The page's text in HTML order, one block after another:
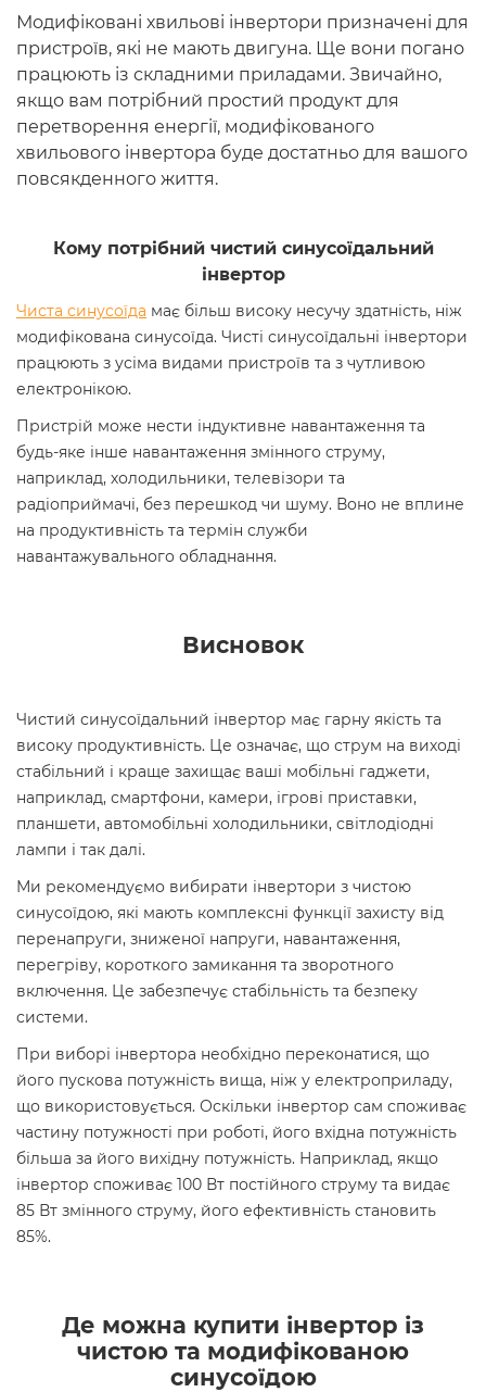
Модифіковані хвильові інвертори призначені для
пристроїв, які не мають двигуна. Ще вони погано
працюють із складними приладами. Звичайно,
якщо вам потрібний простий продукт для
перетворення енергії, модифікованого
хвильового інвертора буде достатньо для вашого
повсякденного життя.
Кому потрібний чистий синусоїдальний
інвертор
Чиста синусоїда має більш високу несучу здатність, ніж
модифікована синусоїда. Чисті синусоїдальні інвертори
працюють з усіма видами пристроїв та з чутливою
електронікою.
Пристрій може нести індуктивне навантаження та
будь-яке інше навантаження змінного струму,
наприклад, холодильники, телевізори та
радіоприймачі, без перешкод чи шуму. Воно не вплине
на продуктивність та термін служби
навантажувального обладнання.
Висновок
Чистий синусоїдальний інвертор має гарну якість та
високу продуктивність. Це означає, що струм на виході
стабільний і краще захищає ваші мобільні гаджети,
наприклад, смартфони, камери, ігрові приставки,
планшети, автомобільні холодильники, світлодіодні
лампи і так далі.
Ми рекомендуємо вибирати інвертори з чистою
синусоїдою, які мають комплексні функції захисту від
перенапруги, зниженої напруги, навантаження,
перегріву, короткого замикання та зворотного
включення. Це забезпечує стабільність та безпеку
системи.
При виборі інвертора необхідно переконатися, що
його пускова потужність вища, ніж у електроприладу,
що використовується. Оскільки інвертор сам споживає
частину потужності при роботі, його вхідна потужність
більша за його вихідну потужність. Наприклад, якщо
інвертор споживає 100 Вт постійного струму та видає
85 Вт змінного струму, його ефективність становить
85%.
Де можна купити інвертор із
чистою та модифікованою
синусоїдою